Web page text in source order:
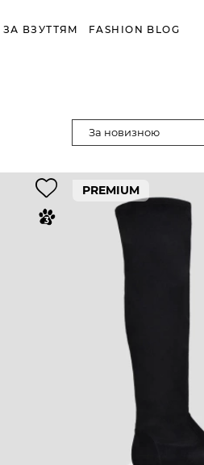
ВЗУТТЯМ FASHION BLOG
За новизною
PREMIUM